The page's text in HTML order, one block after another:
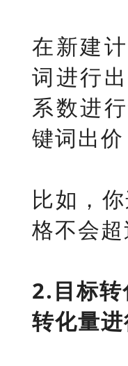
在新建
词进行
系数进
键词出价
比如，
格不会
2.目标
转化量